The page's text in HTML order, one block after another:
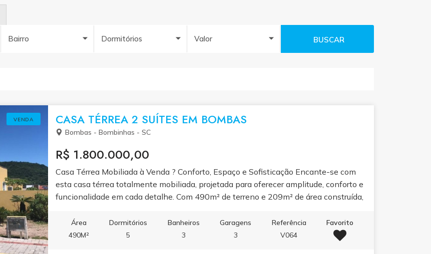
Bairro Dormitórios Valor BUSCAR
VENDA CASA TÉRREA 2 SUÍTES EM BOMBAS
Bombas - Bombinhas - SC
R$ 1.800.000,00
Casa Térrea Mobiliada à Venda ? Conforto, Espaço e Sofisticação Encante-se com
esta casa térrea totalmente mobiliada, projetada para oferecer amplitude, conforto e
funcionalidade em cada detalhe. Com 490m² de terreno e 209m² de área construída,
privacidade.
Área
490M²
Dormitórios
5
Banheiros
3
Garagens
3
Referência
V064
Favorito